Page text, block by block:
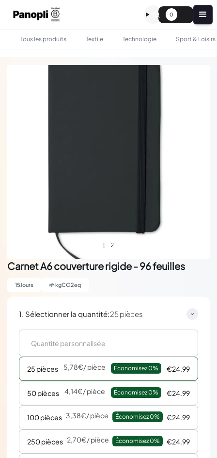
0
Tous les produits Textile Technologie Sport & Loisirs
1 2
Carnet A6 couverture rigide - 96 feuilles
15 Jours 🌱kgCO2eq
1. Sélectionner la quantité:25 pièces
25 pièces 5,78€/ pièce Économisez 0% €24.99
50 pièces 4,14€/ pièce Économisez 0% €24.99
100 pièces 3,38€/ pièce Économisez 0% €24.99
250 pièces 2,70€/ pièce Économisez 0% €24.99